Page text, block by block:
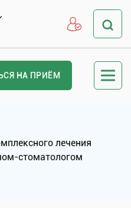
НА ПРИЁМ
лечения
стоматологом